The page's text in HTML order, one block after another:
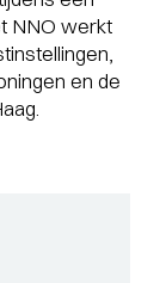
NNO werkt
en de